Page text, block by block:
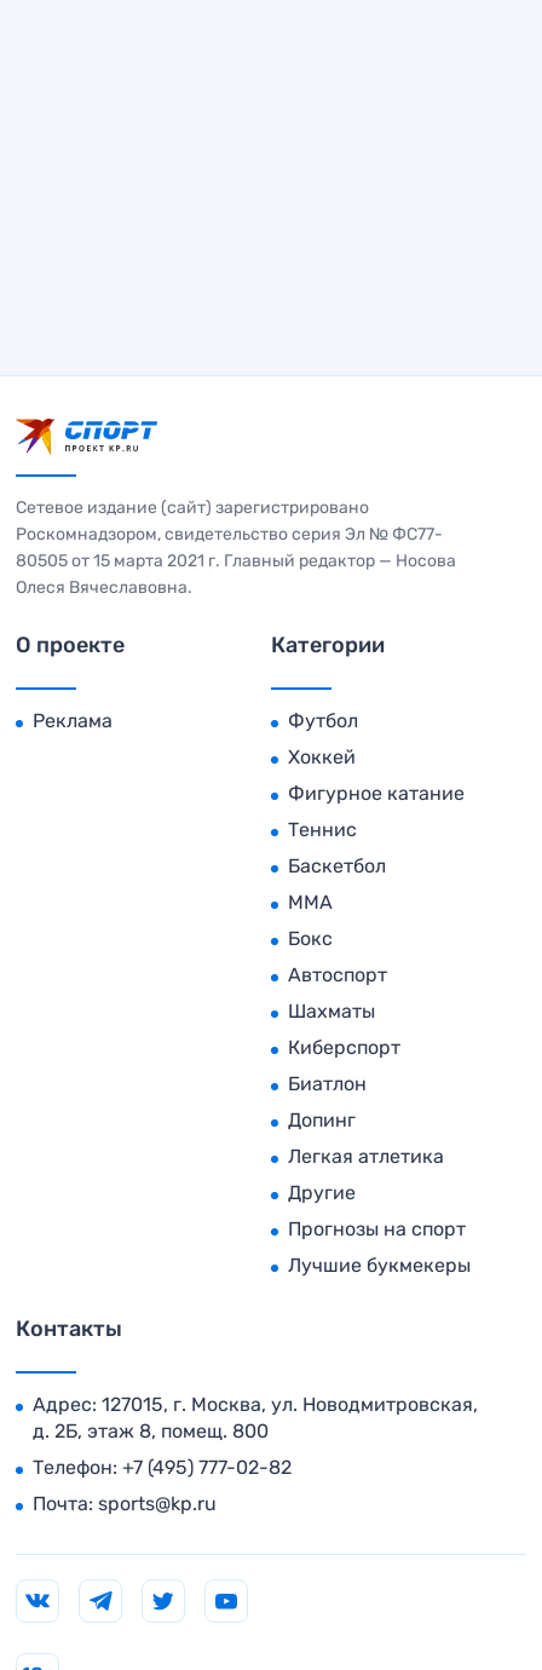
Сетевое издание (сайт) зарегистрировано
Роскомнадзором, свидетельство серия Эл № ФС77-
80505 от 15 марта 2021 г. Главный редактор — Носова
Олеся Вячеславовна.
О проекте
Реклама
Категории
Футбол
Хоккей
Фигурное катание
Теннис
Баскетбол
MMA
Бокс
Автоспорт
Шахматы
Киберспорт
Биатлон
Допинг
Легкая атлетика
Другие
Прогнозы на спорт
Лучшие букмекеры
Контакты
Адрес: 127015, г. Москва, ул. Новодмитровская,
д. 2Б, этаж 8, помещ. 800
Телефон: +7 (495) 777-02-82
Почта: sports@kp.ru